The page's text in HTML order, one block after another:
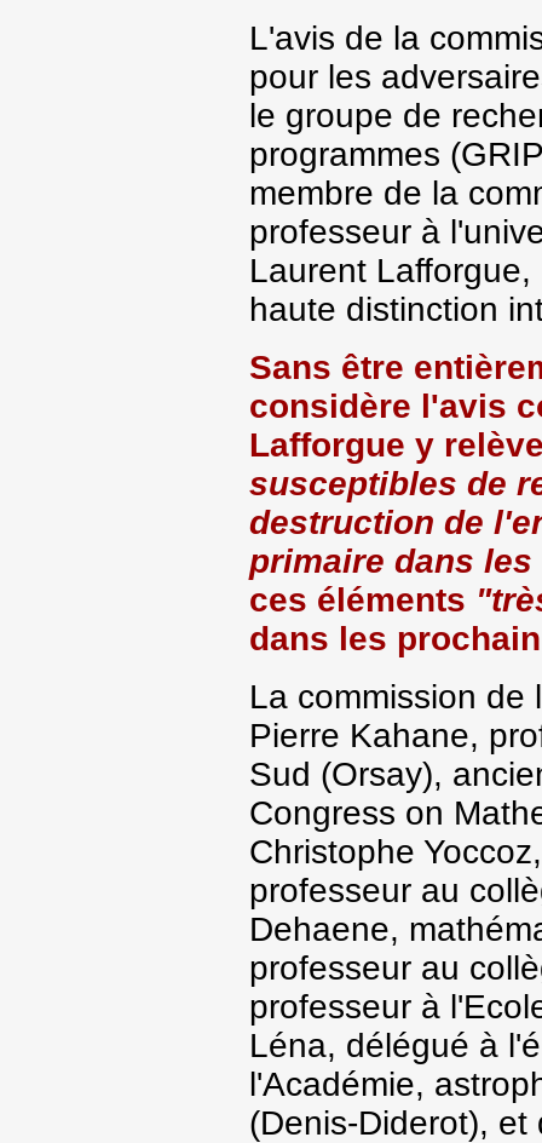
L'avis de la
pour les
le groupe de
programmes
membre de la
professeur à
Laurent
haute distinction
Sans être
considère l'avis
Lafforgue y
susceptibles de
destruction de
primaire dans
ces éléments
dans les
La commission de
Pierre Kahane,
Sud (Orsay),
Congress on
Christophe
professeur au
Dehaene,
professeur au
professeur à
Léna, délégué à
l'Académie,
(Denis-Diderot), et